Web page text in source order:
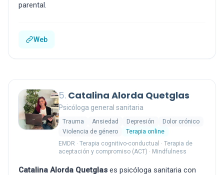
parental.
Web
5. Catalina Alorda Quetglas
Psicóloga general sanitaria
Trauma Ansiedad Depresión
Dolor crónico
Violencia de género
Terapia online
EMDR · Terapia cognitivo-conductual · Terapia de
aceptación y compromiso (ACT) · Mindfulness
Catalina Alorda Quetglas es psicóloga sanitaria con